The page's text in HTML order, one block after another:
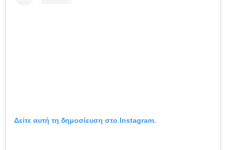
Δείτε αυτή τη δημοσίευση στο Instagram.